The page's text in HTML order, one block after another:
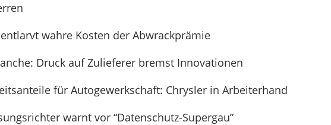
wahre Kosten der Abwrackprämie
Druck auf Zulieferer bremst Innovationen
für Autogewerkschaft: Chrysler in Arbeiterhand
warnt vor “Datenschutz-Supergau”